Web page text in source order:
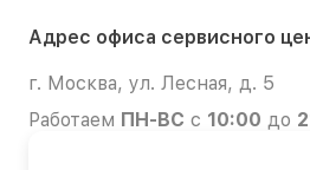
Адрес офиса сервисного
г. Москва, ул. Лесная, д. 5
Работаем ПН-ВС с 10:00 до